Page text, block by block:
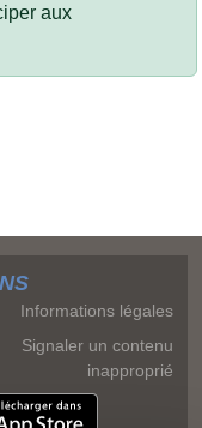
aux
Informations légales
Signaler un contenu
inapproprié